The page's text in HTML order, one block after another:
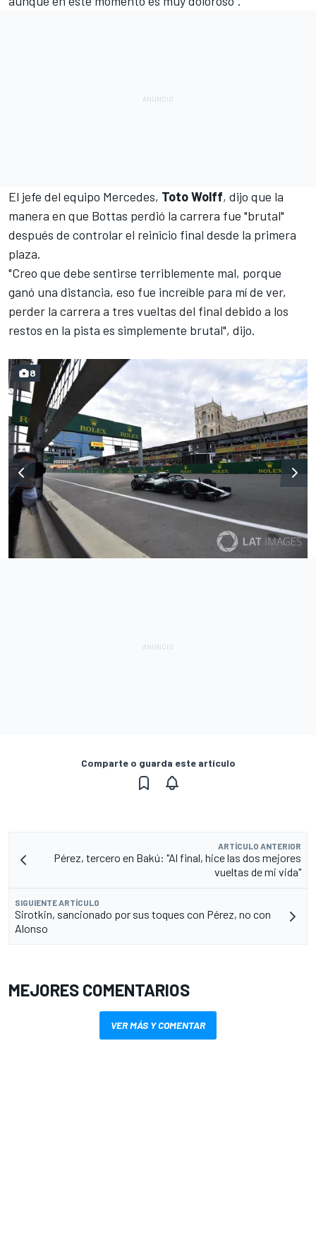
El jefe del equipo Mercedes, Toto Wolff, dijo que la
manera en que Bottas perdió la carrera fue "brutal"
después de controlar el reinicio final desde la primera
plaza.
"Creo que debe sentirse terriblemente mal, porque
ganó una distancia, eso fue increíble para mí de ver,
perder la carrera a tres vueltas del final debido a los
restos en la pista es simplemente brutal", dijo.
8
Comparte o guarda este artículo
ARTÍCULO ANTERIOR
Pérez, tercero en Bakú: "Al final, hice las dos mejores
vueltas de mi vida"
SIGUIENTE ARTÍCULO
Sirotkin, sancionado por sus toques con Pérez, no con
Alonso
MEJORES COMENTARIOS
VER MÁS Y COMENTAR